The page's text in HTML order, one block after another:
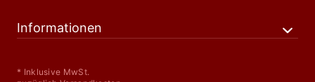
Informationen
* Inklusive MwSt.